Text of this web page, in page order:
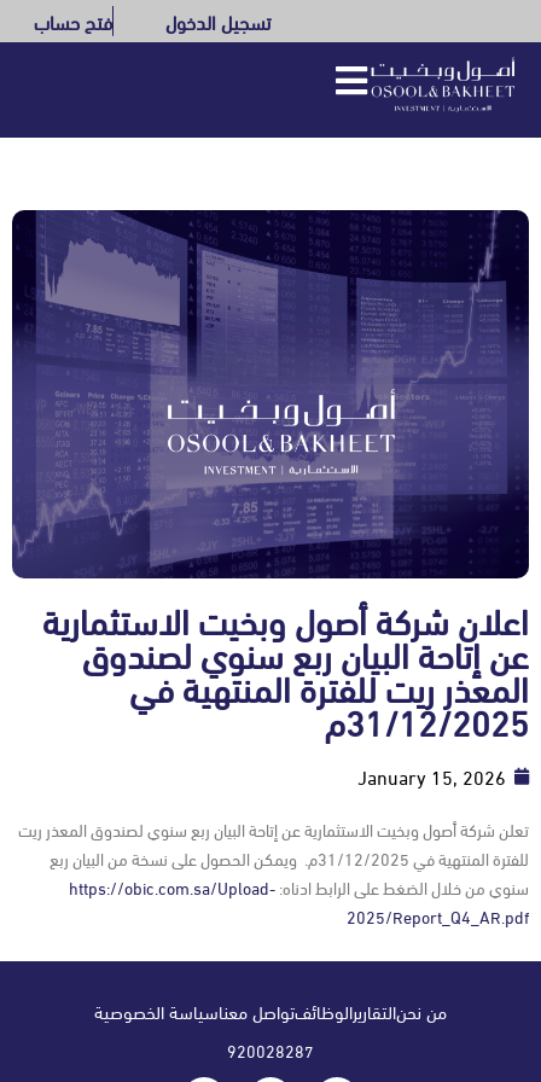
تسجيل الدخول فتح حساب
اعلان شركة أصول وبخيت الاستثمارية
عن إتاحة البيان ربع سنوي لصندوق
المعذر ريت للفترة المنتهية في
31/12/2025م
January 15, 2026
تعلن شركة أصول وبخيت الاستثمارية عن إتاحة البيان ربع سنوي لصندوق المعذر ريت
للفترة المنتهية في 31/12/2025م. ويمكن الحصول على نسخة من البيان ربع
سنوي من خلال الضغط على الرابط ادناه:https://obic.com.sa/Upload-
2025/Report_Q4_AR.pdf
من نحنالتقاريرالوظائفتواصل معناسياسة الخصوصية
920028287